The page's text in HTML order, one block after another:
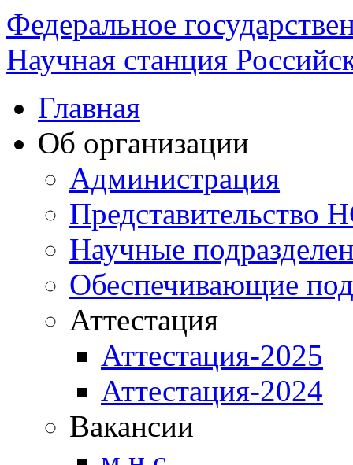
Федеральное
Научная станция
Главная
Об организации
Администрация
Научные
Обеспечивающие
Аттестация
Аттестация-2025
Аттестация-2024
Вакансии